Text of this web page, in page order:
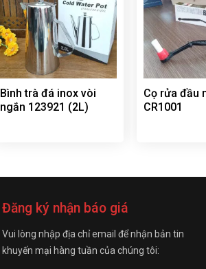
Bình trà đá inox vòi
ngắn 123921 (2L)
Cọ rửa đầu
CR1001
Đăng ký nhận báo giá
Vui lòng nhập địa chỉ email để nhận bản tin
khuyến mại hàng tuần của chúng tôi: